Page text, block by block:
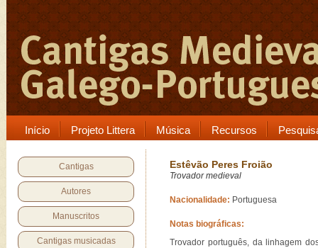
Início Projeto Littera Música Recursos
Cantigas
Autores
Manuscritos
Cantigas musicadas
Estêvão Peres Froião
Trovador medieval
Nacionalidade: Portuguesa
Notas biográficas:
Trovador português, da linhagem